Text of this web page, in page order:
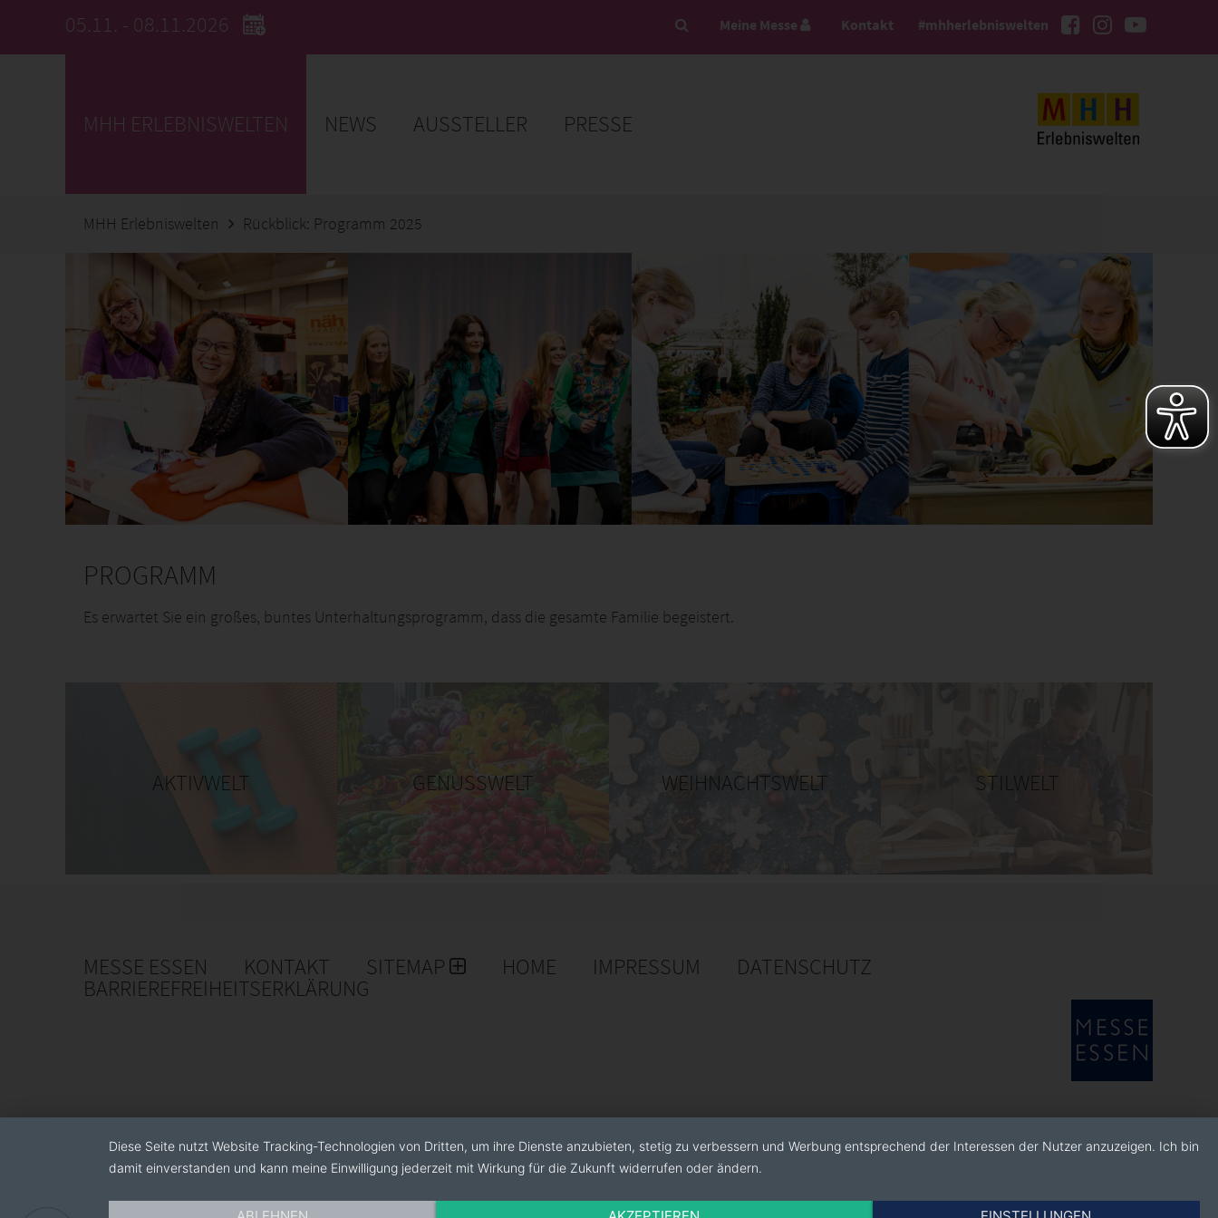
05.11. - 08.11.2026 #mhherlebniswelten
Meine Messe Kontakt
MHH ERLEBNISWELTEN NEWS AUSSTELLER PRESSE
MHH Erlebniswelten Rückblick: Programm 2025
PROGRAMM
Es erwartet Sie ein großes, buntes Unterhaltungsprogramm, dass die gesamte Familie begeistert.
AKTIVWELT GENUSSWELT WEIHNACHTSWELT STILWELT
MESSE ESSEN KONTAKT SITEMAP HOME IMPRESSUM DATENSCHUTZ
BARRIEREFREIHEITSERKLÄRUNG
Diese Seite nutzt Website Tracking-Technologien von Dritten, um ihre Dienste anzubieten, stetig zu verbessern und Werbung entsprechend der Interessen der Nutzer anzuzeigen. Ich bin
damit einverstanden und kann meine Einwilligung jederzeit mit Wirkung für die Zukunft widerrufen oder ändern.